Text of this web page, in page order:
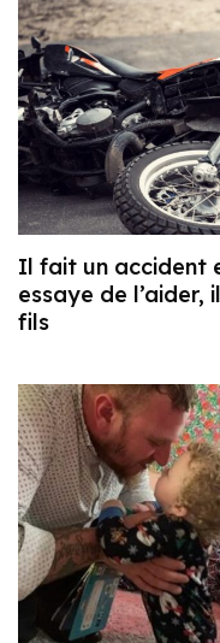
Il fait un accident
essaye de l’aider,
fils